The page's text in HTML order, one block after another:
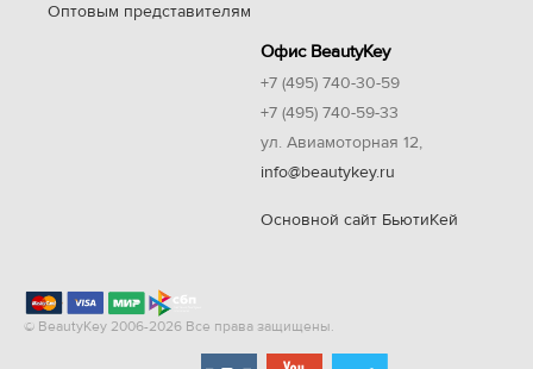
Оптовым представителям
Офис BeautyKey
+7 (495) 740-30-59
+7 (495) 740-59-33
ул. Авиамоторная 12,
info@beautykey.ru
Основной сайт БьютиКей
© BeautyKey 2006-2026 Все права защищены.